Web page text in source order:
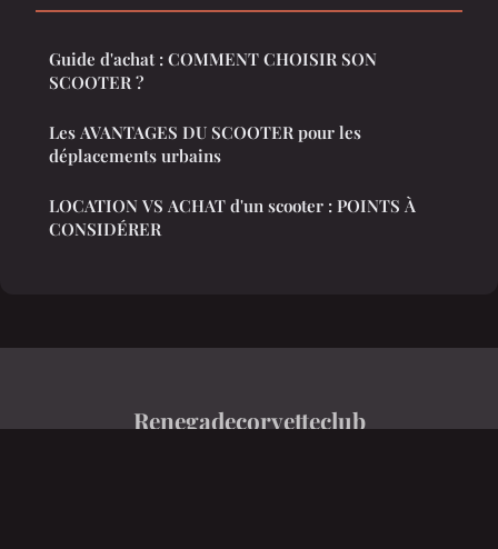
Guide d'achat : COMMENT CHOISIR SON
SCOOTER ?
Les AVANTAGES DU SCOOTER pour les
déplacements urbains
LOCATION VS ACHAT d'un scooter : POINTS À
CONSIDÉRER
Renegadecorvetteclub